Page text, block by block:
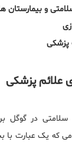
و بیمارستان
پزشکی
علائم پزشکی
در گوگل
که یک عبارت